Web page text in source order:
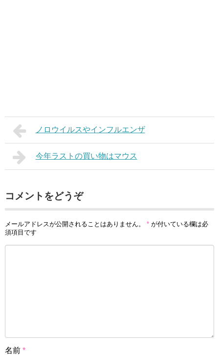
ノロウイルスやインフルエンザ
今年ラストの買い物はマウス
コメントをどうぞ
メールアドレスが公開されることはありません。 * が付いている欄は必
須項目です
名前 *